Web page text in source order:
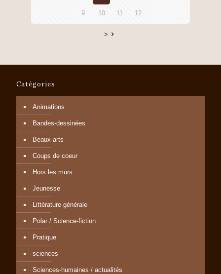
9 10 11 12
>
Catégories
Animations
Bandes-dessinées
Beaux-arts
Coups de coeur
Hors les murs
Jeunesse
Littérature générale
Polar / Science-fiction
Pratique
sciences
Sciences-humaines / actualités